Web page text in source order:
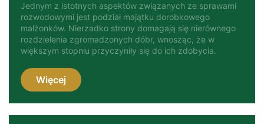
Jednym z istotnych aspektów związanych ze sprawami
rozwodowymi jest podział majątku dorobkowego
małżonków. Nierzadko strony domagają się nierównego
rozdzielenia zgromadzonych dóbr, wnosząc, że w
większym stopniu przyczyniły się do ich zdobycia.
Więcej